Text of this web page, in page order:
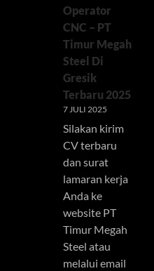
Operator
CNC – PT
Timur Megah
Steel Di
Gresik
Terbaru 2025
7 JULI 2025
Silakan kirim
CV terbaru
dan surat
lamaran kerja
Anda ke
website PT
Timur Megah
Steel atau
melalui email